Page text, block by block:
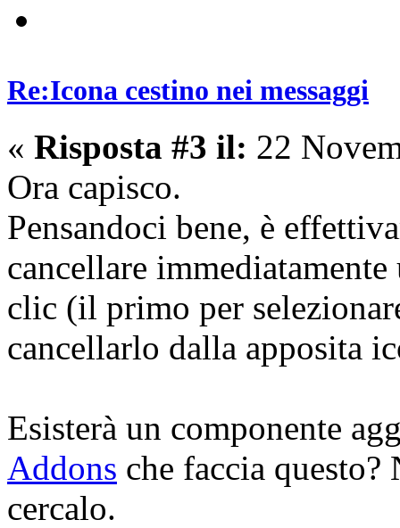
Re:Icona cestino nei messaggi
« Risposta #3 il: 22
Ora capisco.
Pensandoci bene, è
cancellare
clic (il primo per
cancellarlo dalla apposita
Esisterà un componente
Addons che faccia
cercalo.